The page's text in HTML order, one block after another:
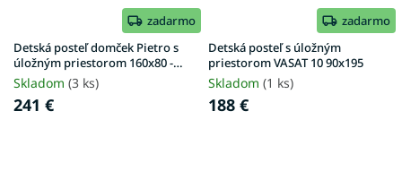
u
k
t
o
zadarmo
Detská posteľ domček Pietro s
úložným priestorom 160x80 -
biela
Skladom (3 ks)
241 €
zadarmo
Detská posteľ s úložným
priestorom VASAT 10 90x195
Skladom (1 ks)
188 €